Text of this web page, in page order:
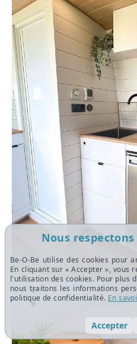
Nous
Be-O-Be utilise des cookies pour
En cliquant sur « Accepter », vous
l'utilisation des cookies. Pour plus
nous traitons les informations
politique de confidentialité. En
Accepter